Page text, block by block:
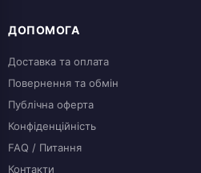
ДОПОМОГА
Доставка та оплата
Повернення та обмін
Публічна оферта
Конфіденційність
FAQ / Питання
Контакти